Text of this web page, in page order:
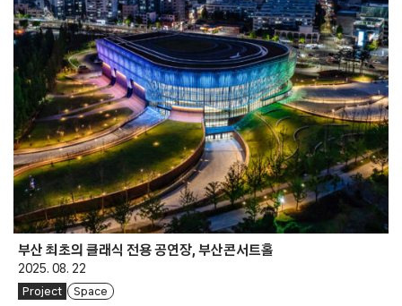
부산 최초의 클래식 전용 공연장, 부산콘서트홀
2025. 08. 22
Project Space